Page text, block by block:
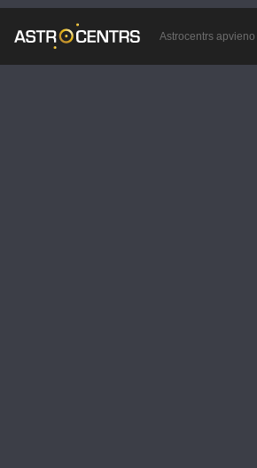
Astrocentrs